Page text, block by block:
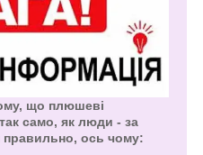
що плюшеві
само, як люди - за
правильно, ось чому: